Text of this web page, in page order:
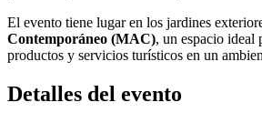
El evento tiene lugar en los jardines
Contemporáneo (MAC), un espacio ideal
productos y servicios turísticos en un
Detalles del evento